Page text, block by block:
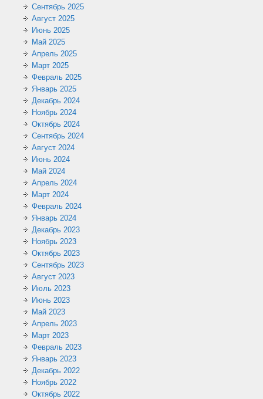
Сентябрь 2025
Август 2025
Июнь 2025
Май 2025
Апрель 2025
Март 2025
Февраль 2025
Январь 2025
Декабрь 2024
Ноябрь 2024
Октябрь 2024
Сентябрь 2024
Август 2024
Июнь 2024
Май 2024
Апрель 2024
Март 2024
Февраль 2024
Январь 2024
Декабрь 2023
Ноябрь 2023
Октябрь 2023
Сентябрь 2023
Август 2023
Июль 2023
Июнь 2023
Май 2023
Апрель 2023
Март 2023
Февраль 2023
Январь 2023
Декабрь 2022
Ноябрь 2022
Октябрь 2022